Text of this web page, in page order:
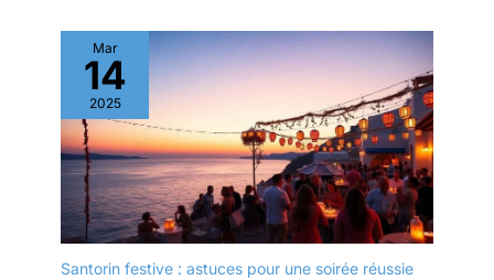
Mar
14
2025
Santorin festive : astuces pour une soirée réussie